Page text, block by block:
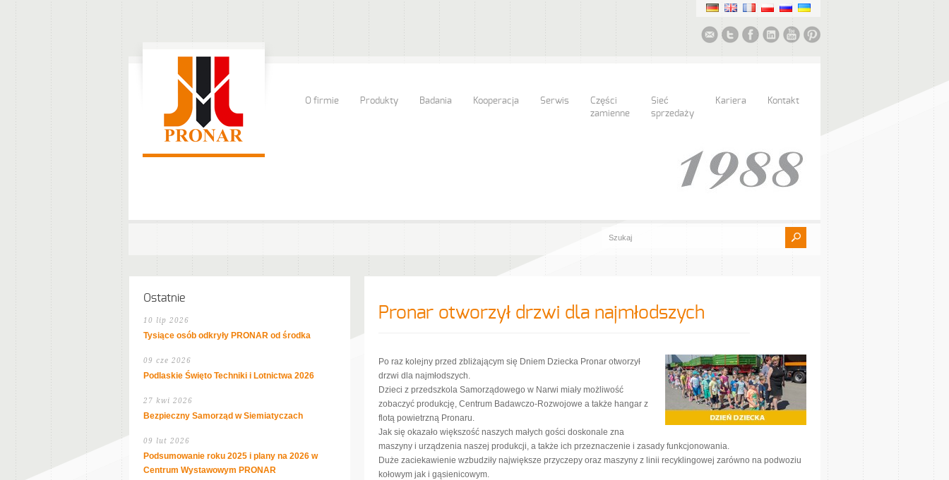
O firmie Produkty Badania Kooperacja Serwis
Części
zamienne
Sieć
sprzedaży
Kariera Kontakt
Pronar otworzył drzwi dla najmłodszych
Po raz kolejny przed zbliżającym się Dniem Dziecka Pronar otworzył
drzwi dla najmłodszych.
Dzieci z przedszkola Samorządowego w Narwi miały możliwość
zobaczyć produkcję, Centrum Badawczo-Rozwojowe a także hangar z
flotą powietrzną Pronaru.
Jak się okazało większość naszych małych gości doskonale zna
maszyny i urządzenia naszej produkcji, a także ich przeznaczenie i zasady funkcjonowania.
Duże zaciekawienie wzbudziły największe przyczepy oraz maszyny z linii recyklingowej zarówno na podwoziu
kołowym jak i gąsienicowym.
Ostatnie
10 lip 2026
Tysiące osób odkryły PRONAR od środka
09 cze 2026
Podlaskie Święto Techniki i Lotnictwa 2026
27 kwi 2026
Bezpieczny Samorząd w Siemiatyczach
09 lut 2026
Podsumowanie roku 2025 i plany na 2026 w
Centrum Wystawowym PRONAR